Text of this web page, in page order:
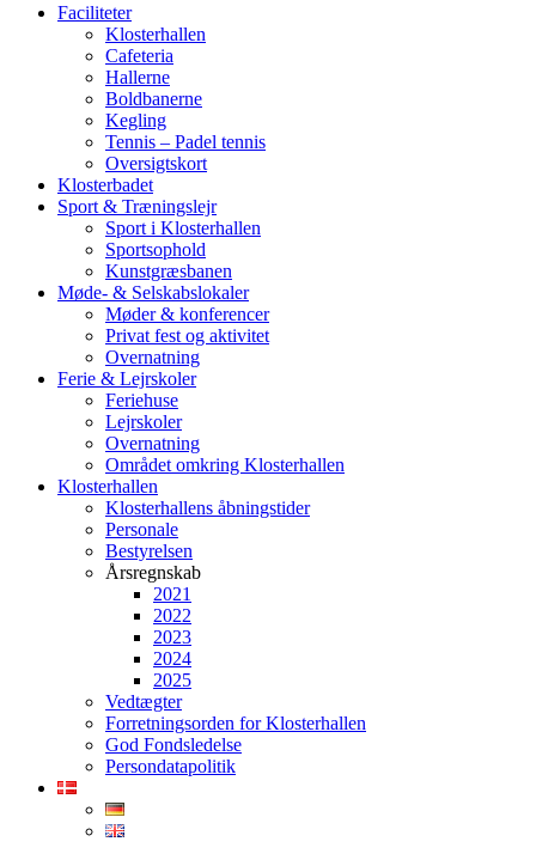
Faciliteter
Klosterhallen
Cafeteria
Hallerne
Boldbanerne
Kegling
Tennis – Padel tennis
Oversigtskort
Klosterbadet
Sport & Træningslejr
Sport i Klosterhallen
Sportsophold
Kunstgræsbanen
Møde- & Selskabslokaler
Møder & konferencer
Privat fest og aktivitet
Overnatning
Ferie & Lejrskoler
Feriehuse
Lejrskoler
Overnatning
Området omkring Klosterhallen
Klosterhallen
Klosterhallens åbningstider
Personale
Bestyrelsen
Årsregnskab
2021
2022
2023
2024
2025
Vedtægter
Forretningsorden for Klosterhallen
God Fondsledelse
Persondatapolitik